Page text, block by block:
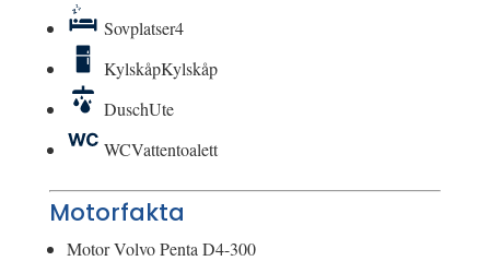
Sovplatser4
KylskåpKylskåp
DuschUte
WCVattentoalett
Motorfakta
MotorVolvo Penta D4-300